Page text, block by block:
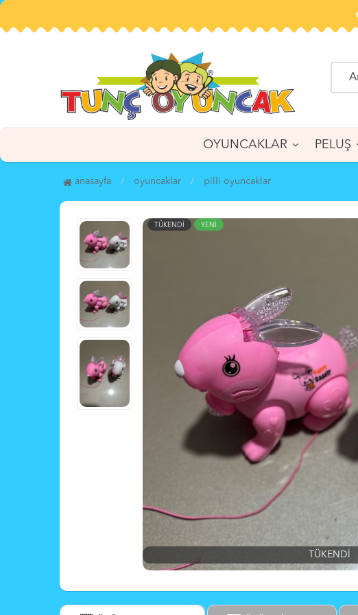
OYUNCAKLAR PELUŞ
anasayfa oyuncaklar pi̇lli̇ oyuncaklar
TÜKENDİ YENİ
TÜKENDİ